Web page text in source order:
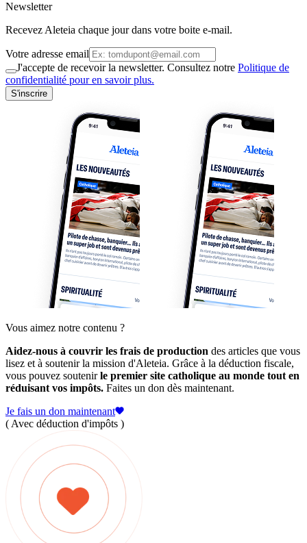
Newsletter
Recevez Aleteia chaque jour dans votre boite e-mail.
Votre adresse email
J'accepte de recevoir la newsletter. Consultez notre Politique de
confidentialité pour en savoir plus.
S'inscrire
Vous aimez notre contenu ?
Aidez-nous à couvrir les frais de production des articles que vous
lisez et à soutenir la mission d'Aleteia. Grâce à la déduction fiscale,
vous pouvez soutenirle premier site catholique au monde tout en
réduisant vos impôts. Faites un don dès maintenant.
Je fais un don maintenant
( Avec déduction d'impôts )